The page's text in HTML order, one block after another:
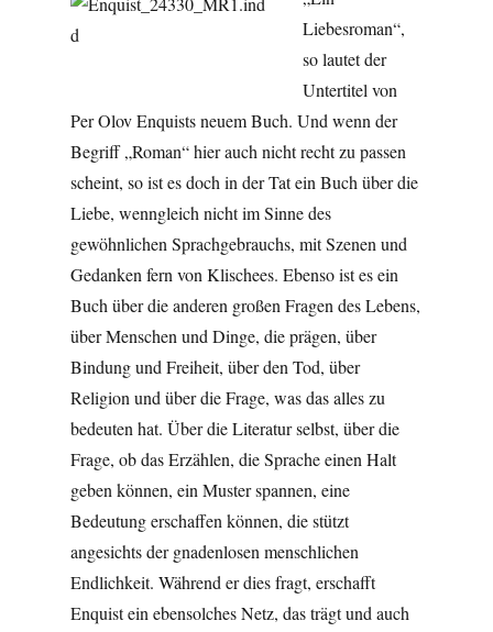
Liebesroman“,
so lautet der
Untertitel von
Per Olov Enquists neuem Buch. Und wenn der
Begriff „Roman“ hier auch nicht recht zu passen
scheint, so ist es doch in der Tat ein Buch über die
Liebe, wenngleich nicht im Sinne des
gewöhnlichen Sprachgebrauchs, mit Szenen und
Gedanken fern von Klischees. Ebenso ist es ein
Buch über die anderen großen Fragen des Lebens,
über Menschen und Dinge, die prägen, über
Bindung und Freiheit, über den Tod, über
Religion und über die Frage, was das alles zu
bedeuten hat. Über die Literatur selbst, über die
Frage, ob das Erzählen, die Sprache einen Halt
geben können, ein Muster spannen, eine
Bedeutung erschaffen können, die stützt
angesichts der gnadenlosen menschlichen
Endlichkeit. Während er dies fragt, erschafft
Enquist ein ebensolches Netz, das trägt und auch